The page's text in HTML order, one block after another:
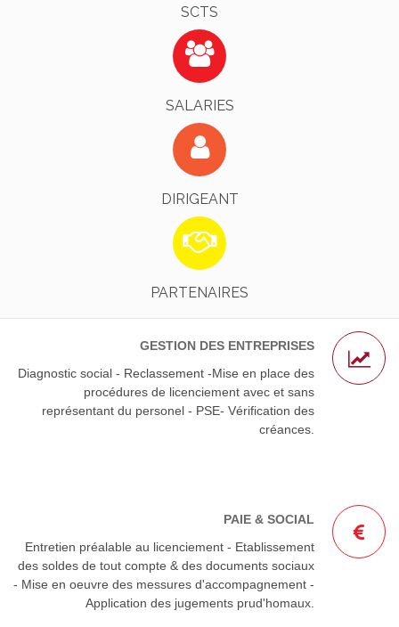
SCTS
SALARIES
Identifiez-Vous !
EN SAVOIR PLUS
DIRIGEANT
Identifiez-Vous !
EN SAVOIR PLUS
PARTENAIRES
L’AGS - Nos Avocats Partenaires
EN SAVOIR PLUS
GESTION DES ENTREPRISES
Diagnostic social - Reclassement -Mise en place des
procédures de licenciement avec et sans
représentant du personel - PSE- Vérification des
créances.
PAIE & SOCIAL
Entretien préalable au licenciement - Etablissement
des soldes de tout compte & des documents sociaux
- Mise en oeuvre des messures d'accompagnement -
Application des jugements prud'homaux.